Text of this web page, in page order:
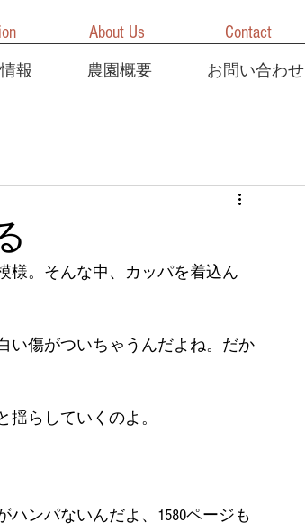
報 農園概要 お問い合わせ
About Us Contact
様。そんな中、カッパを着込ん
い傷がついちゃうんだよね。だか
らしていくのよ。
ハンパないんだよ、1580ページも